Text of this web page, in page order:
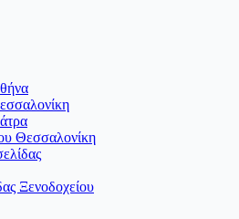
Θεσσαλονίκη
Ξενοδοχείου